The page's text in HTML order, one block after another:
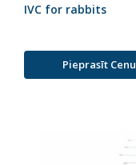
IVC for rabbits
Pieprasīt Cenu